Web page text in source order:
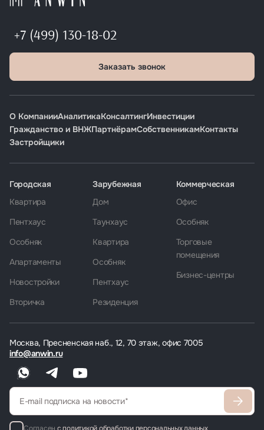
+7 (499) 130-18-02
Заказать звонок
О КомпанииАналитикаКонсалтингИнвестиции
Гражданство и ВНЖПартнёрамСобственникамКонтакты
Застройщики
Москва, Пресненская наб., 12, 70 этаж, офис 7005
info@anwin.ru
Городская
Квартира
Пентхаус
Особняк
Апартаменты
Новостройки
Вторичка
Зарубежная
Дом
Таунхаус
Квартира
Особняк
Пентхаус
Резиденция
Коммерческая
Офис
Особняк
Торговые
помещения
Бизнес-центры